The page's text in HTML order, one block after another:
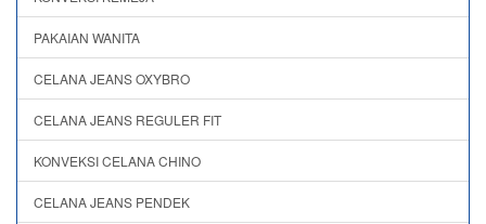
PAKAIAN WANITA
CELANA JEANS OXYBRO
CELANA JEANS REGULER FIT
KONVEKSI CELANA CHINO
CELANA JEANS PENDEK